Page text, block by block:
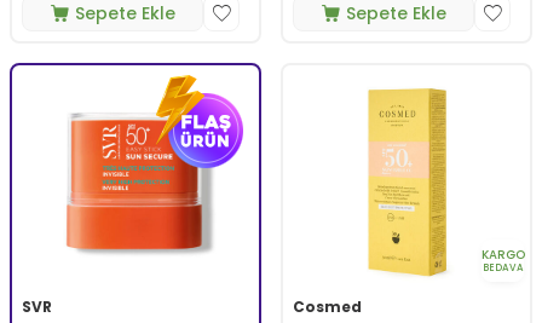
Sepete Ekle Sepete Ekle
SVR
KARGO
BEDAVA
Cosmed